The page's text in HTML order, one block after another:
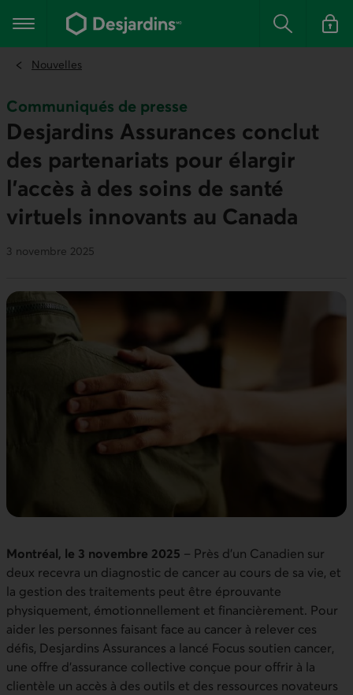
contenu
Menu principal Rechercher
Se
Nouvelles
Communiqués de presse
Desjardins Assurances conclut
des partenariats pour élargir
l’accès à des soins de santé
virtuels innovants au Canada
3 novembre 2025
Montréal, le 3 novembre 2025 – Près d’un Canadien sur
deux recevra un diagnostic de cancer au cours de sa vie, et
la gestion des traitements peut être éprouvante
physiquement, émotionnellement et financièrement. Pour
aider les personnes faisant face au cancer à relever ces
défis, Desjardins Assurances a lancé Focus soutien cancer,
une offre d’assurance collective conçue pour offrir à la
clientèle un accès à des outils et des ressources novateurs